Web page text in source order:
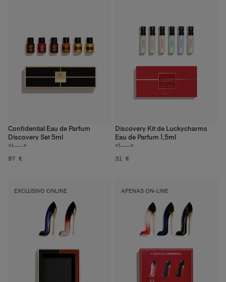
Confidential Eau de Parfum
Discovery Set 5ml
<!---->
97 €
Discovery Kit de Luckycharms
Eau de Parfum 1,5ml
<!---->
31 €
EXCLUSIVO ONLINE APENAS ON-LINE